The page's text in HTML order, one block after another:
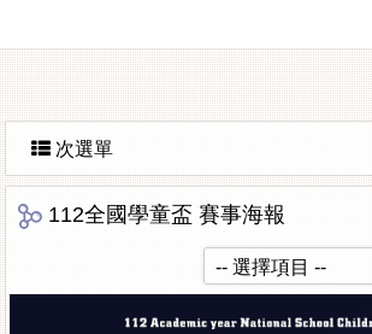
次選單
112全國學童盃 賽事海報